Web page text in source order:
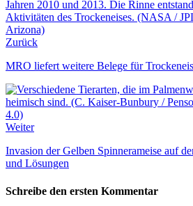
Zurück
MRO liefert weitere Belege für
Weiter
Invasion der Gelben Spinnerameise auf
und Lösungen
Schreibe den ersten Kommentar